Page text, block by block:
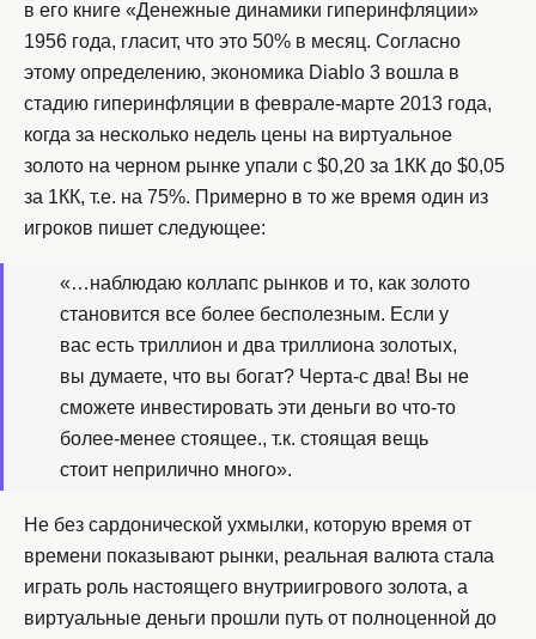
в его книге «Денежные динамики гиперинфляции»
1956 года, гласит, что это 50% в месяц. Согласно
этому определению, экономика Diablo 3 вошла в
стадию гиперинфляции в феврале-марте 2013 года,
когда за несколько недель цены на виртуальное
золото на черном рынке упали с $0,20 за 1КК до $0,05
за 1КК, т.е. на 75%. Примерно в то же время один из
игроков пишет следующее:
«…наблюдаю коллапс рынков и то, как золото
становится все более бесполезным. Если у
вас есть триллион и два триллиона золотых,
вы думаете, что вы богат? Черта-с два! Вы не
сможете инвестировать эти деньги во что-то
более-менее стоящее., т.к. стоящая вещь
стоит неприлично много».
Не без сардонической ухмылки, которую время от
времени показывают рынки, реальная валюта стала
играть роль настоящего внутриигрового золота, а
виртуальные деньги прошли путь от полноценной до